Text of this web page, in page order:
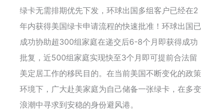
绿卡无需排期优先下发，环球出国多组客户已经在2
年内获得美国绿卡申请流程的快速批准！环球出国已
成功协助超300组家庭在递交后6-8个月即获得成功
批复，近500组家庭实现快至3个月即可提前合法留
美定居工作的移民目的。在当前美国不断变化的政策
环境下，广大赴美家庭为自己储备一张绿卡，在多变
浪潮中寻求到安稳的身份避风港。